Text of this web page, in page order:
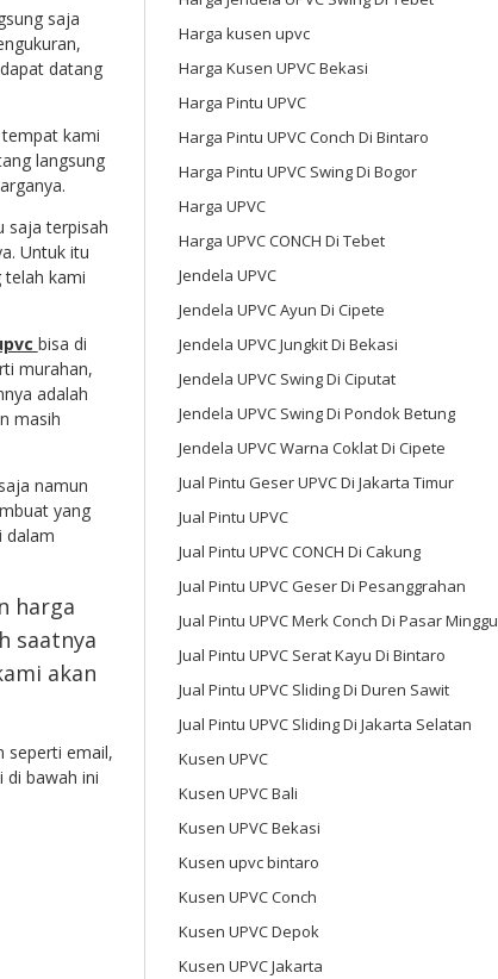
saja
datang
kami
langsung
saja terpisah
Untuk itu
telah kami
bisa di
murahan,
adalah
masih
namun
yang
dalam
harga
saatnya
akan
seperti email,
di bawah ini
Harga kusen upvc
Harga Kusen UPVC Bekasi
Harga Pintu UPVC
Harga Pintu UPVC Conch Di Bintaro
Harga Pintu UPVC Swing Di Bogor
Harga UPVC
Harga UPVC CONCH Di Tebet
Jendela UPVC
Jendela UPVC Ayun Di Cipete
Jendela UPVC Jungkit Di Bekasi
Jendela UPVC Swing Di Ciputat
Jendela UPVC Swing Di Pondok Betung
Jendela UPVC Warna Coklat Di Cipete
Jual Pintu Geser UPVC Di Jakarta Timur
Jual Pintu UPVC
Jual Pintu UPVC CONCH Di Cakung
Jual Pintu UPVC Geser Di Pesanggrahan
Jual Pintu UPVC Merk Conch Di Pasar Minggu
Jual Pintu UPVC Serat Kayu Di Bintaro
Jual Pintu UPVC Sliding Di Duren Sawit
Jual Pintu UPVC Sliding Di Jakarta Selatan
Kusen UPVC
Kusen UPVC Bali
Kusen UPVC Bekasi
Kusen upvc bintaro
Kusen UPVC Conch
Kusen UPVC Depok
Kusen UPVC Jakarta